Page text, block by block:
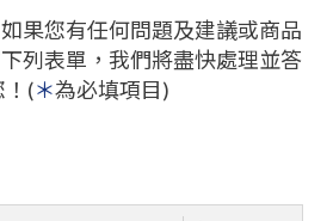
果您有任何問題及建議或商品
列表單，我們將盡快處理並答
！(＊為必填項目)